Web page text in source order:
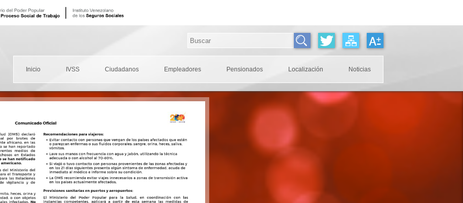
Inicio IVSS Ciudadanos Empleadores Pensionados Localización Noticias